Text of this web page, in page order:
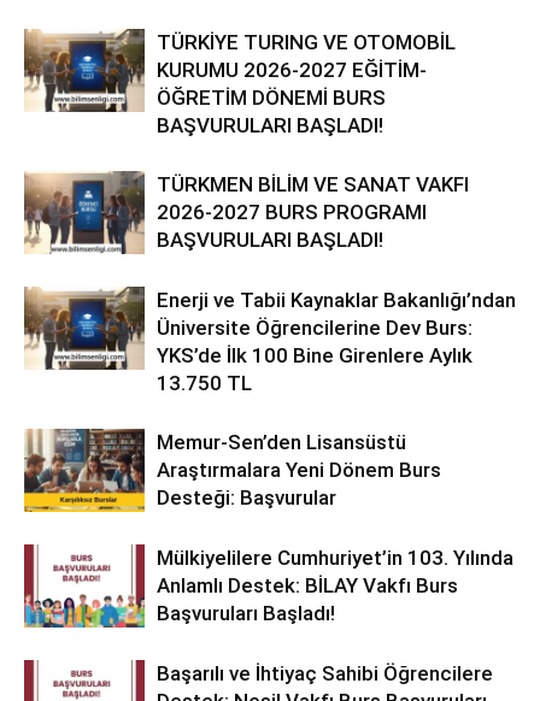
TÜRKİYE TURING VE OTOMOBİL
KURUMU 2026-2027 EĞİTİM-
ÖĞRETİM DÖNEMİ BURS
BAŞVURULARI BAŞLADI!
TÜRKMEN BİLİM VE SANAT VAKFI
2026-2027 BURS PROGRAMI
BAŞVURULARI BAŞLADI!
Enerji ve Tabii Kaynaklar Bakanlığı’ndan
Üniversite Öğrencilerine Dev Burs:
YKS’de İlk 100 Bine Girenlere Aylık
13.750 TL
Memur-Sen’den Lisansüstü
Araştırmalara Yeni Dönem Burs
Desteği: Başvurular
Mülkiyelilere Cumhuriyet’in 103. Yılında
Anlamlı Destek: BİLAY Vakfı Burs
Başvuruları Başladı!
Başarılı ve İhtiyaç Sahibi Öğrencilere